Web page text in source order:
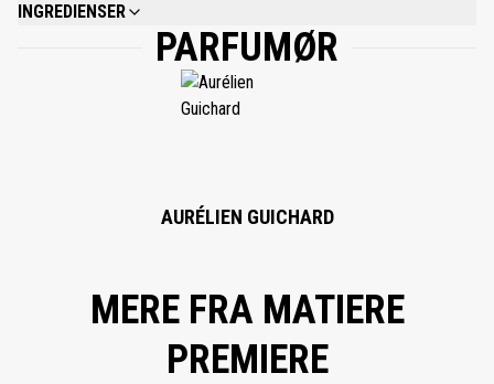
INGREDIENSER
ALCOHOL DENAT., PARFUM (FRAGRANCE), WATER (AQUA), COUMARIN,
FARNESOL, BHT, LIMONENE, BENZYL CINNAMATE, LINALOOL,BENZYL
BENZOATE, GERANIOL, CITRAL.
PARFUMØR
AURÉLIEN GUICHARD
MERE FRA MATIERE
PREMIERE